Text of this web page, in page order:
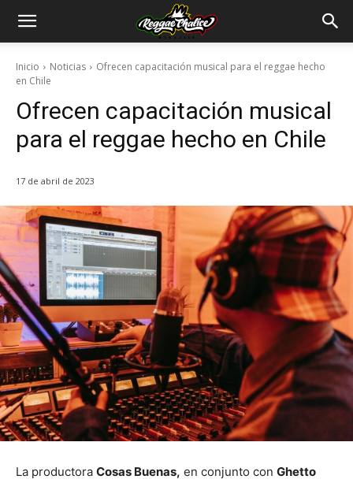
Inicio Noticias
Ofrecen capacitación musical para el reggae hecho
en Chile
Ofrecen capacitación musical
para el reggae hecho en Chile
17 de abril de 2023
La productora Cosas Buenas, en conjunto con Ghetto